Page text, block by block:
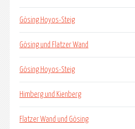
Gösing Hoyos-Steig
Gösing und Flatzer Wand
Gösing Hoyos-Steig
Himberg und Kienberg
Flatzer Wand und Gösing